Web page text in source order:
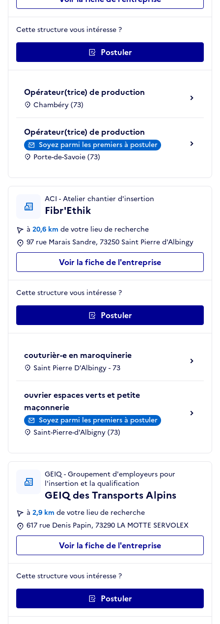
Cette structure vous intéresse ?
Postuler
Opérateur(trice) de production
Chambéry (73)
Opérateur(trice) de production
Soyez parmi les premiers à postuler
Porte-de-Savoie (73)
ACI - Atelier chantier d'insertion
Fibr'Ethik
à 20,6 km de votre lieu de recherche
97 rue Marais Sandre, 73250 Saint Pierre d'Albingy
Voir la fiche de l'entreprise
Cette structure vous intéresse ?
Postuler
couturièr-e en maroquinerie
Saint Pierre D'Albingy - 73
ouvrier espaces verts et petite
maçonnerie
Soyez parmi les premiers à postuler
Saint-Pierre-d'Albigny (73)
GEIQ - Groupement d'employeurs pour
l'insertion et la qualification
GEIQ des Transports Alpins
à 2,9 km de votre lieu de recherche
617 rue Denis Papin, 73290 LA MOTTE SERVOLEX
Voir la fiche de l'entreprise
Cette structure vous intéresse ?
Postuler